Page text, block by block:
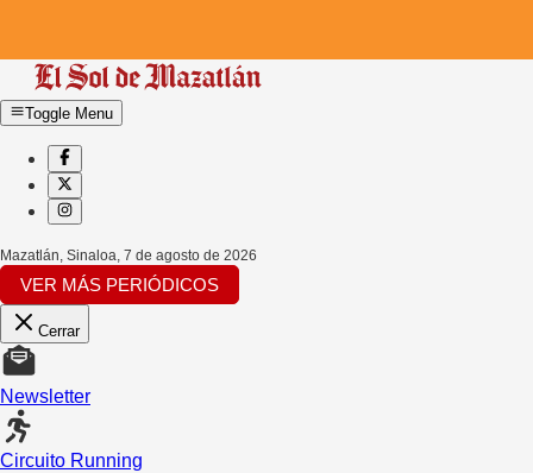
Toggle Menu
Mazatlán, Sinaloa, 7 de agosto de 2026
VER MÁS PERIÓDICOS
Cerrar
Newsletter
Circuito Running